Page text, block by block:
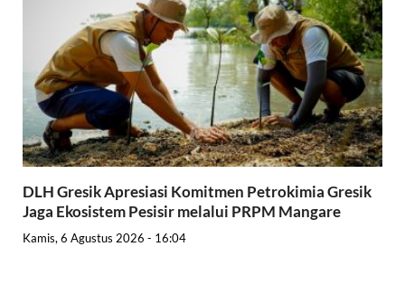
DLH Gresik Apresiasi Komitmen Petrokimia Gresik
Jaga Ekosistem Pesisir melalui PRPM Mangare
Kamis, 6 Agustus 2026 - 16:04